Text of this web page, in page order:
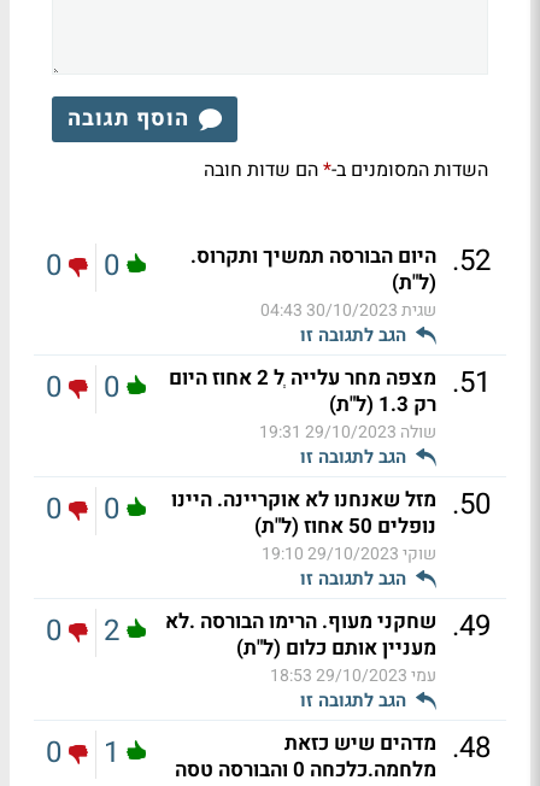
הוסף תגובה
השדות המסומנים ב-*הם שדות חובה
52
. היום הבורסה תמשיך ותקרוס.
(ל"ת)
שגית30/10/2023 04:43
הגב לתגובה זו
0
0
51
.
מצפה מחר עלייה ְל 2 אחוז היום
רק 1.3 (ל"ת)
שולה 29/10/2023 19:31
הגב לתגובה זו
0
0
50
. מזל שאנחנו לא אוקריינה. היינו
נופלים 50 אחוז (ל"ת)
שוקי29/10/2023 19:10
הגב לתגובה זו
0
0
49
. שחקני מעוף. הרימו הבורסה .לא
מעניין אותם כלום (ל"ת)
עמי29/10/2023 18:53
הגב לתגובה זו
2
0
48
. מדהים שיש כזאת
מלחמה.כלכחה 0 והבורסה טסה
1
0